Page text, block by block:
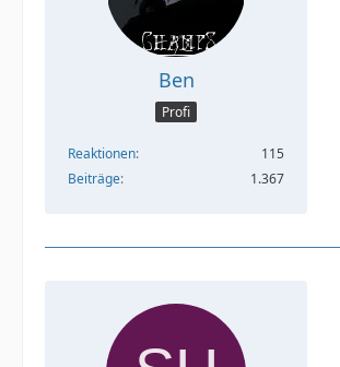
Ben
Profi
Reaktionen
115
Beiträge
1.367